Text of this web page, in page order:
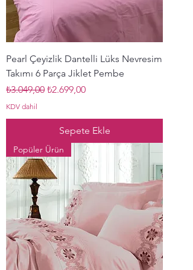
Pearl Çeyizlik Dantelli Lüks Nevresim
Takımı 6 Parça Jiklet Pembe
Normal Fiyat
₺3.049,00 İndirimli Fiyat
₺2.699,00
KDV dahil
Sepete Ekle
Popüler Ürün